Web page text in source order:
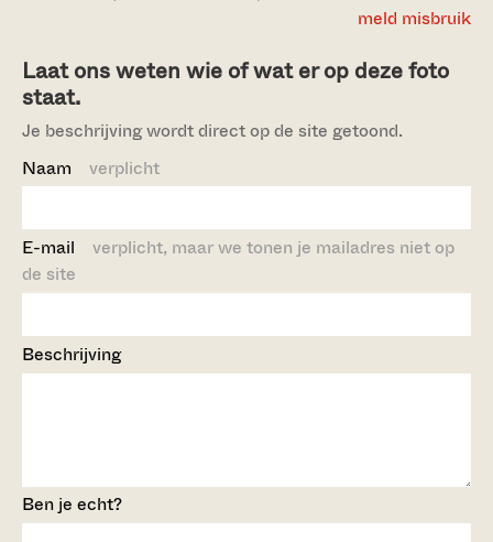
meld misbruik
Laat ons weten wie of wat er op deze foto
staat.
Je beschrijving wordt direct op de site getoond.
Naam verplicht
E-mail verplicht, maar we tonen je mailadres niet op
de site
Beschrijving
Ben je echt?